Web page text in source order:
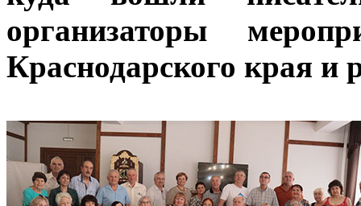
организаторы
Краснодарского края и